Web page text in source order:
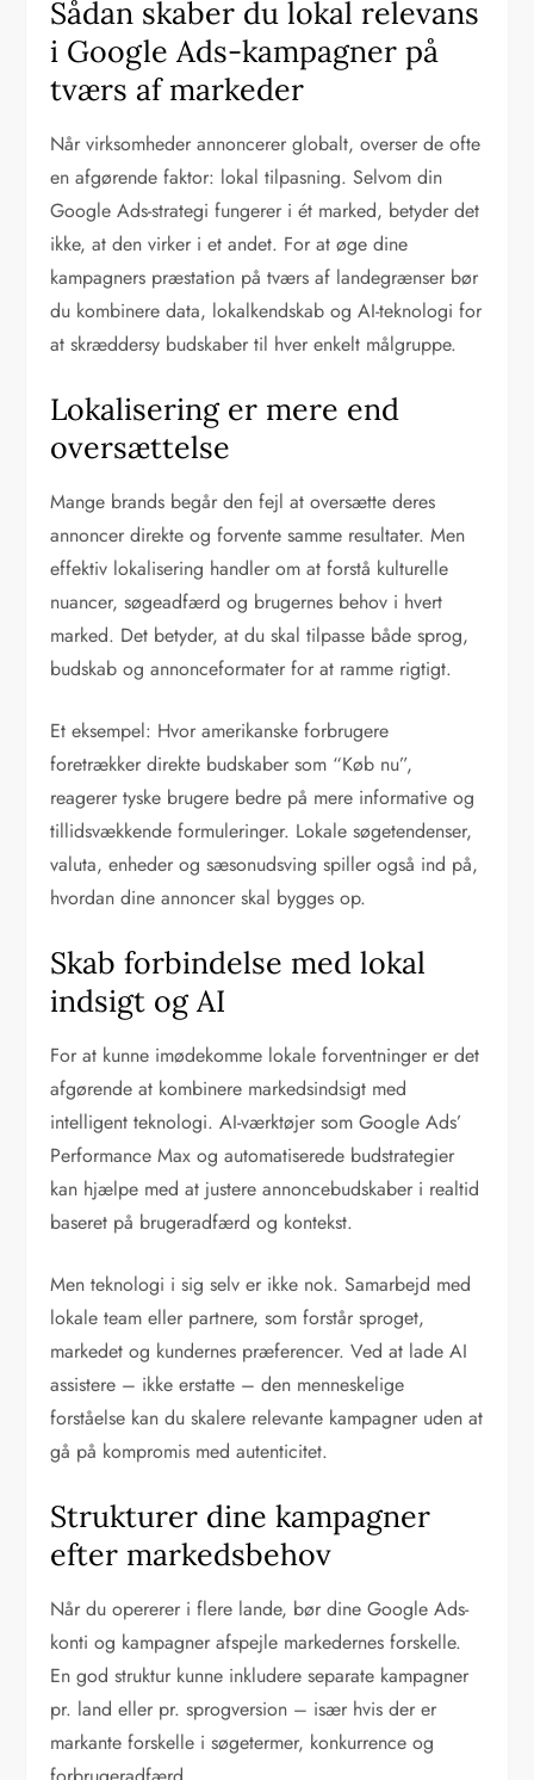
Sådan skaber du lokal relevans
i Google Ads-kampagner på
tværs af markeder
Når virksomheder annoncerer globalt, overser de ofte
en afgørende faktor: lokal tilpasning. Selvom din
Google Ads-strategi fungerer i ét marked, betyder det
ikke, at den virker i et andet. For at øge dine
kampagners præstation på tværs af landegrænser bør
du kombinere data, lokalkendskab og AI-teknologi for
at skræddersy budskaber til hver enkelt målgruppe.
Lokalisering er mere end
oversættelse
Mange brands begår den fejl at oversætte deres
annoncer direkte og forvente samme resultater. Men
effektiv lokalisering handler om at forstå kulturelle
nuancer, søgeadfærd og brugernes behov i hvert
marked. Det betyder, at du skal tilpasse både sprog,
budskab og annonceformater for at ramme rigtigt.
Et eksempel: Hvor amerikanske forbrugere
foretrækker direkte budskaber som “Køb nu”,
reagerer tyske brugere bedre på mere informative og
tillidsvækkende formuleringer. Lokale søgetendenser,
valuta, enheder og sæsonudsving spiller også ind på,
hvordan dine annoncer skal bygges op.
Skab forbindelse med lokal
indsigt og AI
For at kunne imødekomme lokale forventninger er det
afgørende at kombinere markedsindsigt med
intelligent teknologi. AI-værktøjer som Google Ads’
Performance Max og automatiserede budstrategier
kan hjælpe med at justere annoncebudskaber i realtid
baseret på brugeradfærd og kontekst.
Men teknologi i sig selv er ikke nok. Samarbejd med
lokale team eller partnere, som forstår sproget,
markedet og kundernes præferencer. Ved at lade AI
assistere – ikke erstatte – den menneskelige
forståelse kan du skalere relevante kampagner uden at
gå på kompromis med autenticitet.
Strukturer dine kampagner
efter markedsbehov
Når du opererer i flere lande, bør dine Google Ads-
konti og kampagner afspejle markedernes forskelle.
En god struktur kunne inkludere separate kampagner
pr. land eller pr. sprogversion – især hvis der er
markante forskelle i søgetermer, konkurrence og